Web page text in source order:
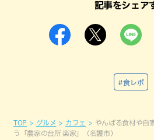
記事をシェア
#食レポ
TOP グルメ カフェ
やんばる食材や自
う「農家の台所 楽家」（名護市）